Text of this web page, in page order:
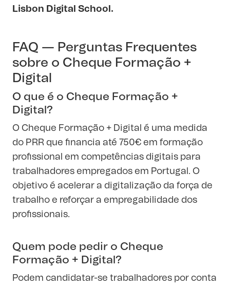
Lisbon Digital School.
FAQ — Perguntas Frequentes
sobre o Cheque Formação +
Digital
O que é o Cheque Formação +
Digital?
O Cheque Formação + Digital é uma medida
do PRR que financia até 750€ em formação
profissional em competências digitais para
trabalhadores empregados em Portugal. O
objetivo é acelerar a digitalização da força de
trabalho e reforçar a empregabilidade dos
profissionais.
Quem pode pedir o Cheque
Formação + Digital?
Podem candidatar-se trabalhadores por conta